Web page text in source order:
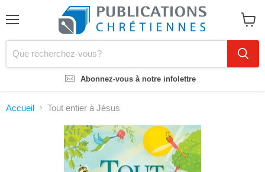
Abonnez-vous à notre infolettre
le
panier
Accueil Tout entier à Jésus